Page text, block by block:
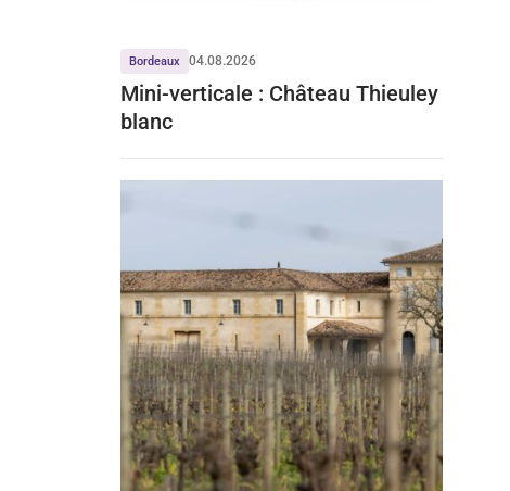
Bordeaux 04.08.2026
Mini-verticale : Château Thieuley
blanc